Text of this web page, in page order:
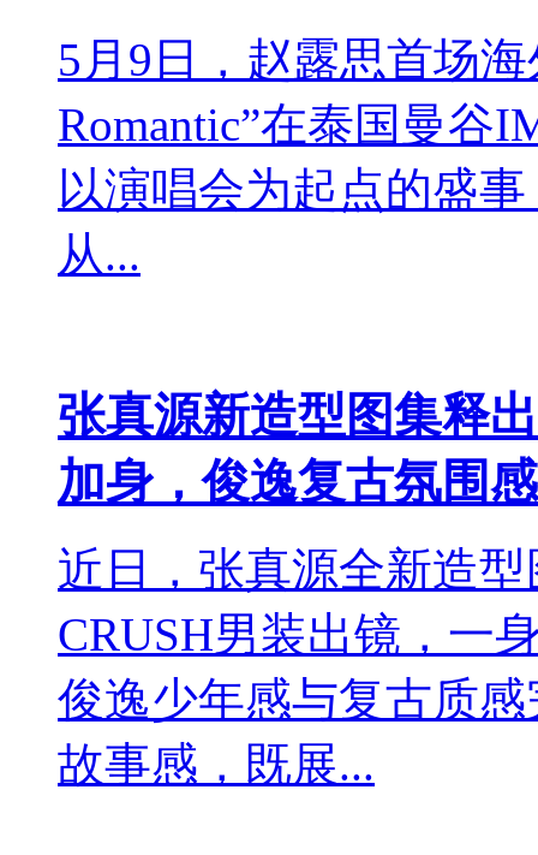
5月9日，赵露思首场
Romantic”在泰国曼谷
以演唱会为起点的盛
从...
张真源新造型图集释
加身，俊逸复古氛围
近日，张真源全新造
CRUSH男装出镜，一
俊逸少年感与复古质
故事感，既展...